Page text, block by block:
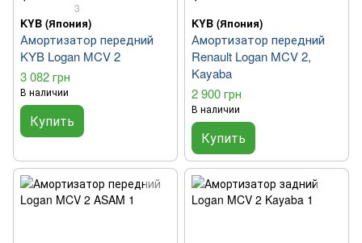
3
KYB (Япония)
Амортизатор передний
KYB Logan MCV 2
3 082 грн
В наличии
Купить
KYB (Япония)
Амортизатор передний
Renault Logan MCV 2,
Kayaba
2 900 грн
В наличии
Купить